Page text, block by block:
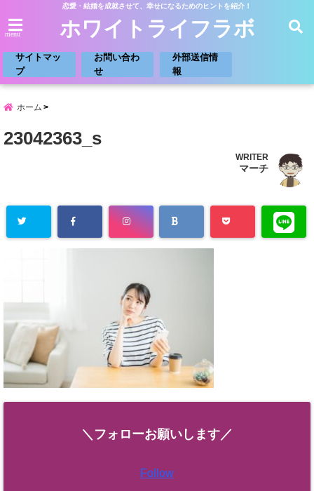
恋愛・結婚を成就させて、幸せになるためのヒントを紹介！
menu ホワイトライフラボ
サイトマッ
プ
お問い合わ
せ
外部送信情
報
ホーム
23042363_s
WRITER
マーチ
＼フォローお願いします／
Follow